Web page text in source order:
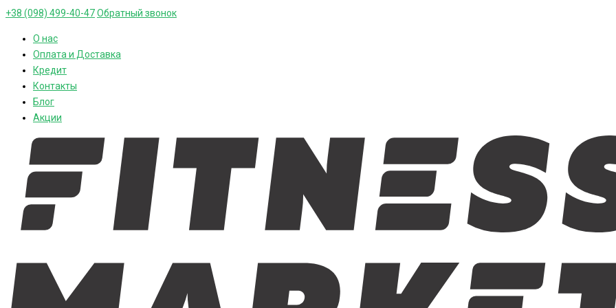
+38 (098) 499-40-47Обратный звонок
О нас
Оплата и Доставка
Кредит
Контакты
Блог
Акции